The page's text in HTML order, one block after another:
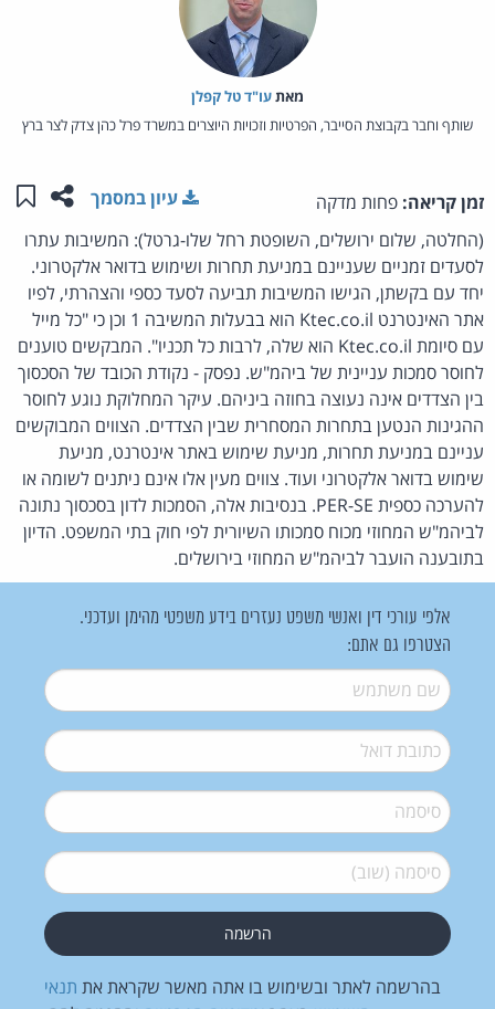
מאת‏עו"ד טל קפלן
שותף וחבר בקבוצת הסייבר, הפרטיות וזכויות היוצרים במשרד פרל כהן צדק לצר ברץ
זמן קריאה: פחות מדקה שתפו
עיון במסמך
(החלטה, שלום ירושלים, השופטת רחל שלו-גרטל): המשיבות עתרו
לסעדים זמניים שעניינם במניעת תחרות ושימוש בדואר אלקטרוני.
יחד עם בקשתן, הגישו המשיבות תביעה לסעד כספי והצהרתי, לפיו
אתר האינטרנט Ktec.co.il הוא בבעלות המשיבה 1 וכן כי "כל מייל
עם סיומת Ktec.co.il הוא שלה, לרבות כל תכניו". המבקשים טוענים
לחוסר סמכות עניינית של ביהמ"ש. נפסק - נקודת הכובד של הסכסוך
בין הצדדים אינה נעוצה בחוזה ביניהם. עיקר המחלוקת נוגע לחוסר
ההגינות הנטען בתחרות המסחרית שבין הצדדים. הצווים המבוקשים
עניינם במניעת תחרות, מניעת שימוש באתר אינטרנט, מניעת
שימוש בדואר אלקטרוני ועוד. צווים מעין אלו אינם ניתנים לשומה או
להערכה כספית PER-SE. בנסיבות אלה, הסמכות לדון בסכסוך נתונה
לביהמ"ש המחוזי מכוח סמכותו השיורית לפי חוק בתי המשפט. הדיון
בתובענה הועבר לביהמ"ש המחוזי בירושלים.
אלפי עורכי דין ואנשי משפט נעזרים בידע משפטי מהימן ועדכני.
הצטרפו גם אתם:
שם משתמש*
דואל*
סיסמה*
סיסמה (שוב)*
בהרשמה לאתר ובשימוש בו אתה מאשר שקראת את תנאי